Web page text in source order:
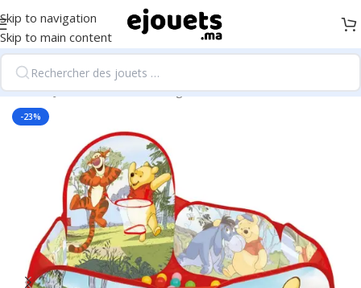
Skip to navigation
Skip to main content
Accueil/Jouets d'éveil et 1er âge
-23%